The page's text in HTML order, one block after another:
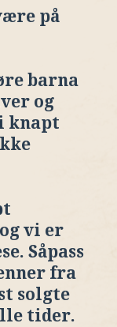
på
barna
og
knapt
vi er
Såpass
fra
solgte
tider.